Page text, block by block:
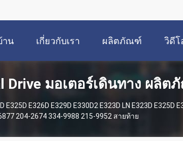
าน เกี่ยวกับเรา ผลิตภัณฑ์ วิดีโ
Drive มอเตอร์เดินทาง ผลิต
E325D E326D E329D E330D2 E323D LN E323D E325D
204-2674 334-9988 215-9952 สายท้าย